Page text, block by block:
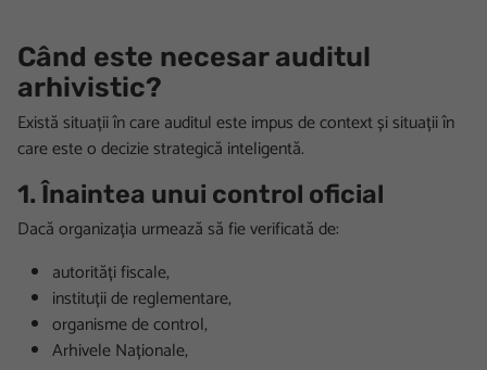
Când este necesar auditul
arhivistic?
Există situații în care auditul este impus de context și situații în
care este o decizie strategică inteligentă.
1. Înaintea unui control oficial
Dacă organizația urmează să fie verificată de:
autorități fiscale,
instituții de reglementare,
organisme de control,
Arhivele Naționale,